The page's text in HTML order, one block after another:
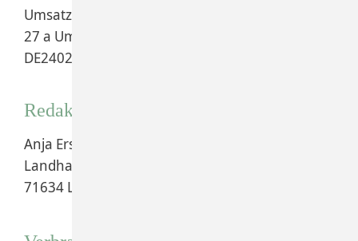
Umsatzsteuer-Identifikationsnummer gemäß §
27 a Umsatzsteuergesetz:
DE240249719
Redaktionell verantwortlich
Anja Ersing
Landhausstr. 8
71634 Ludwigsburg